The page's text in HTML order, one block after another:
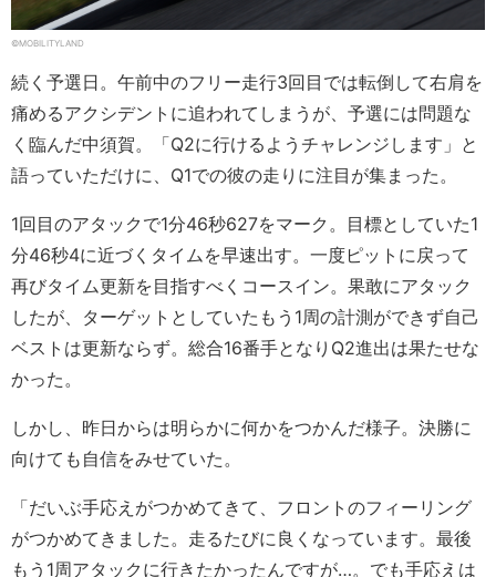
©MOBILITYLAND
続く予選日。午前中のフリー走行3回目では転倒して右肩を
痛めるアクシデントに追われてしまうが、予選には問題な
く臨んだ中須賀。「Q2に行けるようチャレンジします」と
語っていただけに、Q1での彼の走りに注目が集まった。
1回目のアタックで1分46秒627をマーク。目標としていた1
分46秒4に近づくタイムを早速出す。一度ピットに戻って
再びタイム更新を目指すべくコースイン。果敢にアタック
したが、ターゲットとしていたもう1周の計測ができず自己
ベストは更新ならず。総合16番手となりQ2進出は果たせな
かった。
しかし、昨日からは明らかに何かをつかんだ様子。決勝に
向けても自信をみせていた。
「だいぶ手応えがつかめてきて、フロントのフィーリング
がつかめてきました。走るたびに良くなっています。最後
もう1周アタックに行きたかったんですが…。でも手応えは